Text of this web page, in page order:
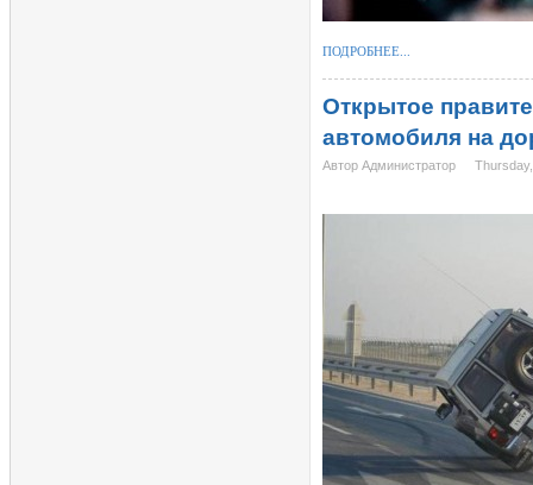
ПОДРОБНЕЕ...
Открытое
автомобиля на
Автор Администратор